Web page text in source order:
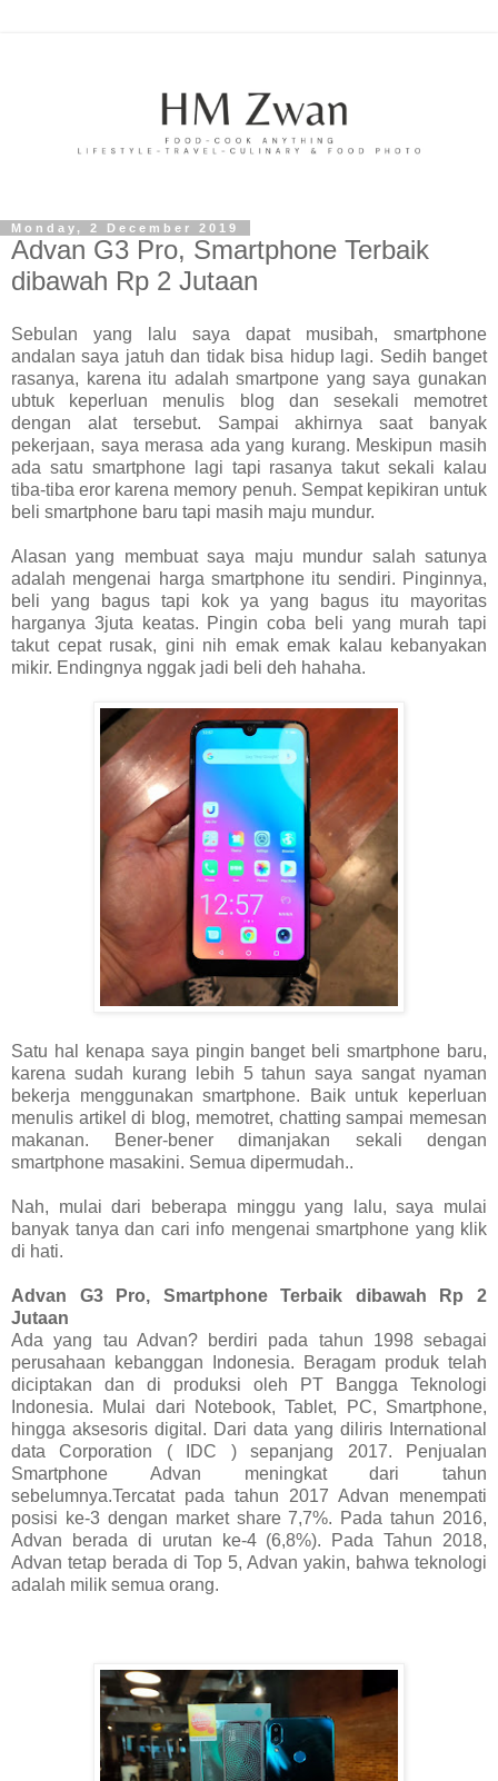
Monday, 2 December 2019
Advan G3 Pro, Smartphone Terbaik
dibawah Rp 2 Jutaan
Sebulan yang lalu saya dapat musibah, smartphone
andalan saya jatuh dan tidak bisa hidup lagi. Sedih banget
rasanya, karena itu adalah smartpone yang saya gunakan
ubtuk keperluan menulis blog dan sesekali memotret
dengan alat tersebut. Sampai akhirnya saat banyak
pekerjaan, saya merasa ada yang kurang. Meskipun masih
ada satu smartphone lagi tapi rasanya takut sekali kalau
tiba-tiba eror karena memory penuh. Sempat kepikiran untuk
beli smartphone baru tapi masih maju mundur.
Alasan yang membuat saya maju mundur salah satunya
adalah mengenai harga smartphone itu sendiri. Pinginnya,
beli yang bagus tapi kok ya yang bagus itu mayoritas
harganya 3juta keatas. Pingin coba beli yang murah tapi
takut cepat rusak, gini nih emak emak kalau kebanyakan
mikir. Endingnya nggak jadi beli deh hahaha.
Satu hal kenapa saya pingin banget beli smartphone baru,
karena sudah kurang lebih 5 tahun saya sangat nyaman
bekerja menggunakan smartphone. Baik untuk keperluan
menulis artikel di blog, memotret, chatting sampai memesan
makanan. Bener-bener dimanjakan sekali dengan
smartphone masakini. Semua dipermudah..
Nah, mulai dari beberapa minggu yang lalu, saya mulai
banyak tanya dan cari info mengenai smartphone yang klik
di hati.
Advan G3 Pro, Smartphone Terbaik dibawah Rp 2
Jutaan
Ada yang tau Advan? berdiri pada tahun 1998 sebagai
perusahaan kebanggan Indonesia. Beragam produk telah
diciptakan dan di produksi oleh PT Bangga Teknologi
Indonesia. Mulai dari Notebook, Tablet, PC, Smartphone,
hingga aksesoris digital. Dari data yang diliris International
data Corporation ( IDC ) sepanjang 2017. Penjualan
Smartphone Advan meningkat dari tahun
sebelumnya.Tercatat pada tahun 2017 Advan menempati
posisi ke-3 dengan market share 7,7%. Pada tahun 2016,
Advan berada di urutan ke-4 (6,8%). Pada Tahun 2018,
Advan tetap berada di Top 5, Advan yakin, bahwa teknologi
adalah milik semua orang.